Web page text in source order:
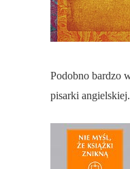
Podobno bardzo
pisarki angielskiej.